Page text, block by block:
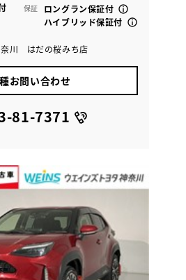
保証
ロングラン保証付
ハイブリッド保証付
奈川 はだの桜みち店
お問い合わせ
81-7371